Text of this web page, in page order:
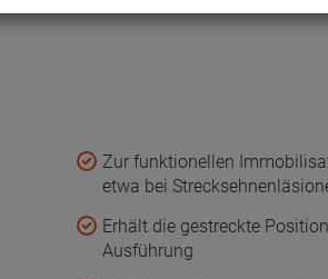
Zur funktionellen
etwa bei
Erhält die gestreckte
Ausführung